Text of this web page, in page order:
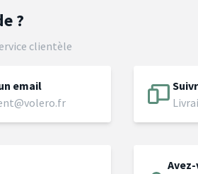
?
clientèle
email